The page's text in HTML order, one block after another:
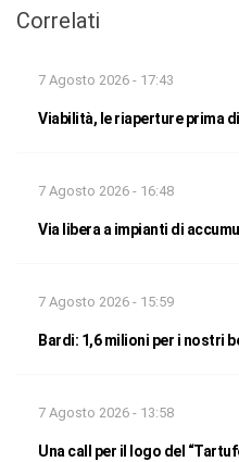
Correlati
7 Agosto 2026 - 17:43
Viabilità, le riaperture prima
7 Agosto 2026 - 16:48
Via libera a impianti di
7 Agosto 2026 - 15:59
Bardi: 1,6 milioni per i nostri
7 Agosto 2026 - 13:58
Una call per il logo del